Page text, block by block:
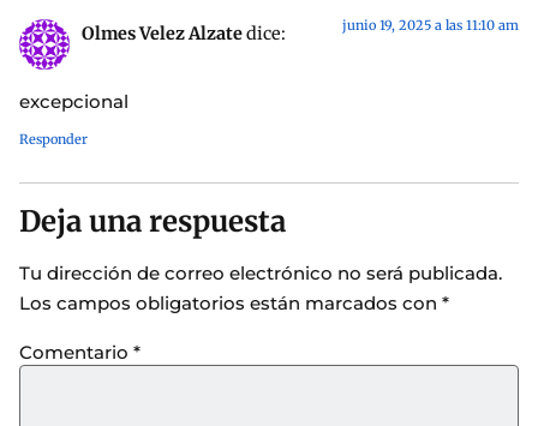
Olmes Velez Alzatedice: junio 19, 2025 a las 11:10 am
excepcional
Responder
Deja una respuesta
Tu dirección de correo electrónico no será publicada.
Los campos obligatorios están marcados con *
Comentario *